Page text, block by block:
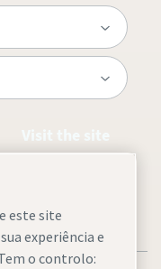
Visit the site
este site
experiência e
o controlo: